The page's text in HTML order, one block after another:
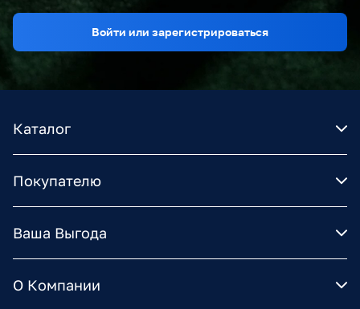
Войти или зарегистрироваться
Каталог
Покупателю
Ваша Выгода
О Компании